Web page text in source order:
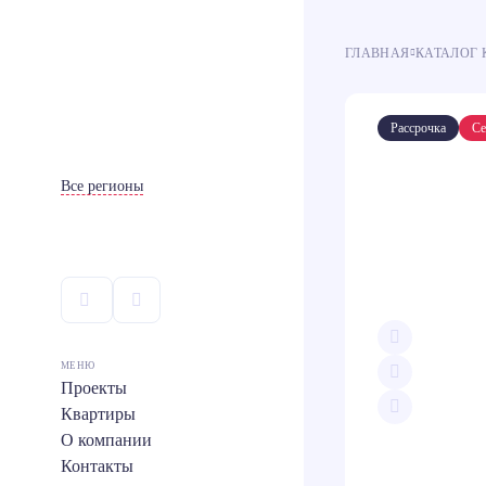
Все регионы
МЕНЮ
Проекты
Квартиры
О компании
Контакты
ГЛАВНАЯ КАТАЛОГ
Рассрочка
Ипотека
Ипотека